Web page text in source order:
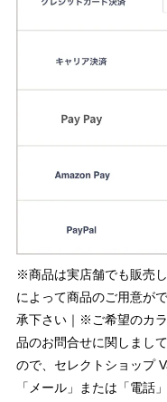
※商品は実店舗でも販売
によって商品のご用意が
承下さい｜※ご希望のカ
品のお問合せに関しまし
ので、セレクトショップ
「メール」または「電話